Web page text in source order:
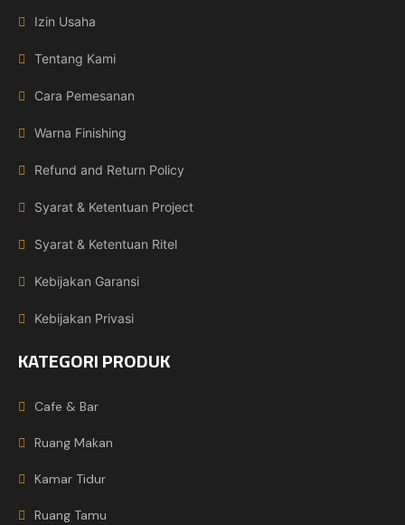
Izin Usaha
Tentang Kami
Cara Pemesanan
Warna Finishing
Refund and Return Policy
Syarat & Ketentuan Project
Syarat & Ketentuan Ritel
Kebijakan Garansi
Kebijakan Privasi
KATEGORI PRODUK
Cafe & Bar
Ruang Makan
Kamar Tidur
Ruang Tamu